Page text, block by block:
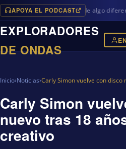
APOYA EL PODCAST
en iVoox, además de algo diferente
EXPLORADORES
DE ONDAS
Inicio›Noticias›Carly Simon vuelve con disco
Carly Simon
nuevo tras 18
creativo